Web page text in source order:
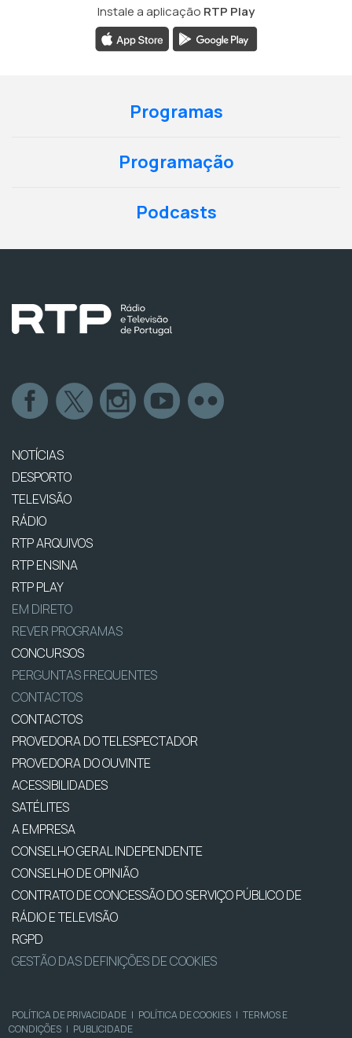
Instale a aplicação RTP Play
Programas
Programação
Podcasts
NOTÍCIAS
DESPORTO
TELEVISÃO
RÁDIO
RTP ARQUIVOS
RTP ENSINA
RTP PLAY
EM DIRETO
REVER PROGRAMAS
CONCURSOS
PERGUNTAS FREQUENTES
CONTACTOS
CONTACTOS
PROVEDORA DO TELESPECTADOR
PROVEDORA DO OUVINTE
ACESSIBILIDADES
SATÉLITES
A EMPRESA
CONSELHO GERAL INDEPENDENTE
CONSELHO DE OPINIÃO
CONTRATO DE CONCESSÃO DO SERVIÇO PÚBLICO DE
RÁDIO E TELEVISÃO
RGPD
GESTÃO DAS DEFINIÇÕES DE COOKIES
POLÍTICA DE PRIVACIDADE | POLÍTICA DE COOKIES | TERMOS E
CONDIÇÕES | PUBLICIDADE